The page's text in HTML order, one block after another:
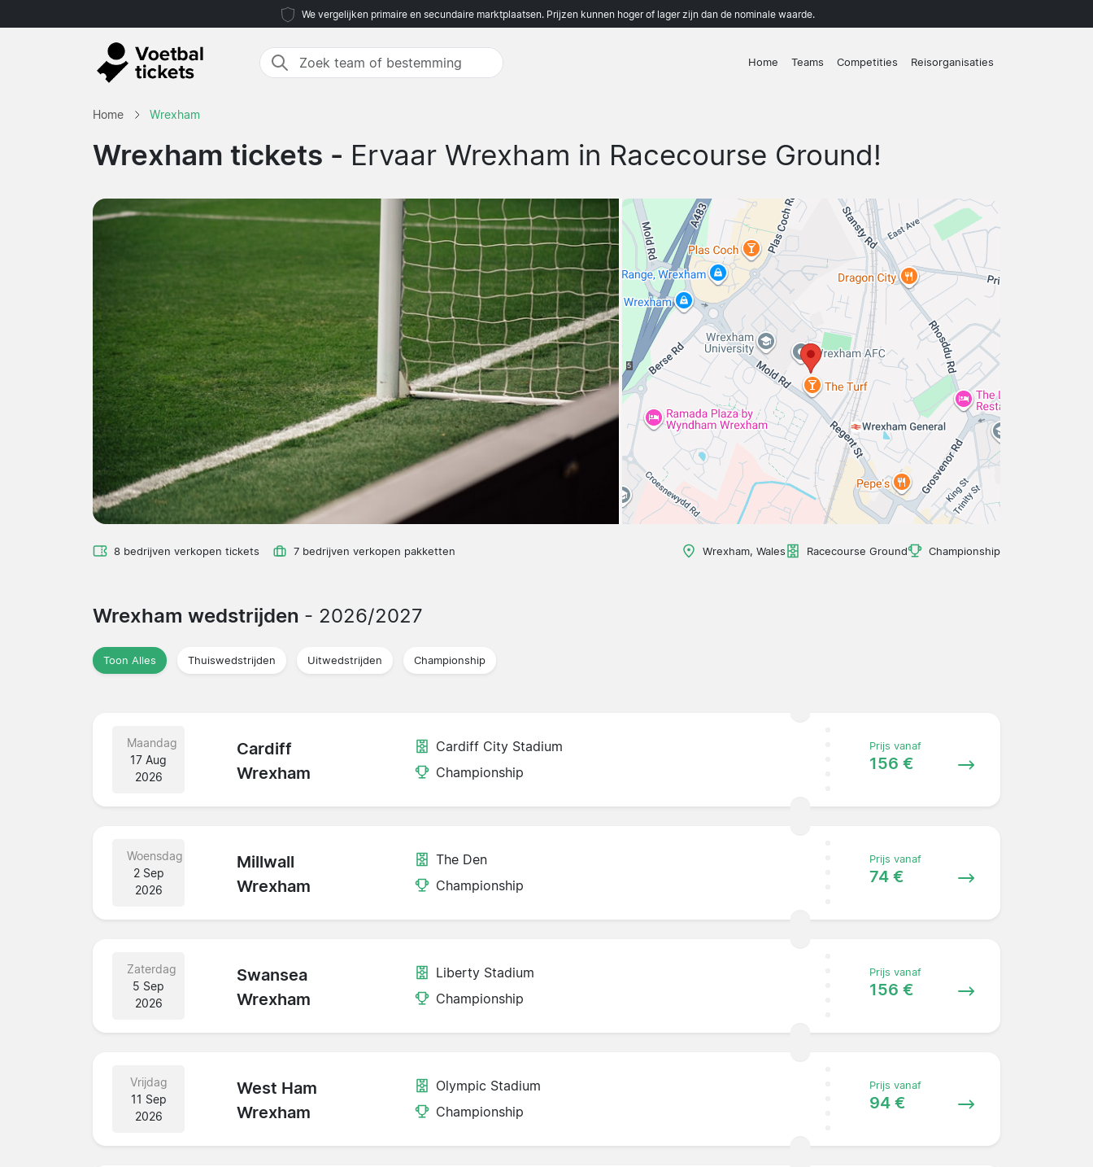
We vergelijken primaire en secundaire marktplaatsen. Prijzen kunnen hoger of lager zijn dan de nominale waarde.
Home Teams Competities Reisorganisaties
Home Wrexham
Wrexham tickets - Ervaar Wrexham in Racecourse Ground!
8 bedrijven verkopen tickets 7 bedrijven verkopen pakketten Wrexham, Wales Racecourse Ground Championship
Wrexham wedstrijden - 2026/2027
Toon Alles Thuiswedstrijden Uitwedstrijden Championship
Maandag
17 Aug
2026
Cardiff
Wrexham
Cardiff City Stadium
Championship
Prijs vanaf
156 €
Woensdag
2 Sep
2026
Millwall
Wrexham
The Den
Championship
Prijs vanaf
74 €
Zaterdag
5 Sep
2026
Swansea
Wrexham
Liberty Stadium
Championship
Prijs vanaf
156 €
Vrijdag
11 Sep
2026
West Ham
Wrexham
Olympic Stadium
Championship
Prijs vanaf
94 €